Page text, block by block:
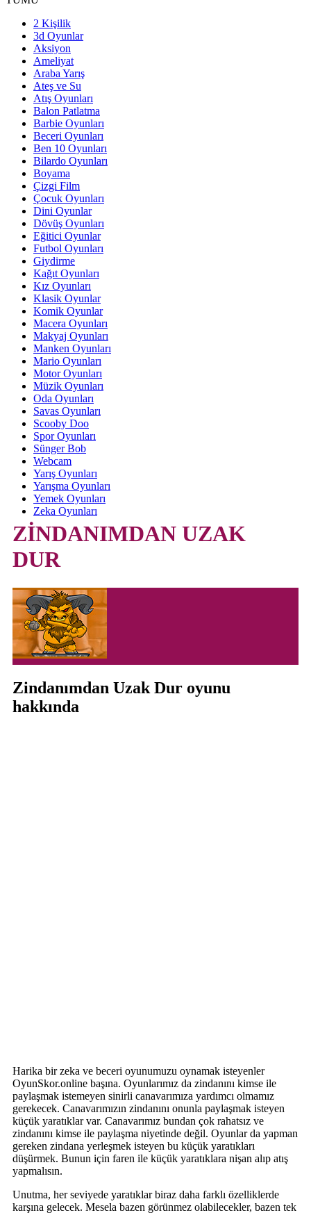
2 Kişilik
3d Oyunlar
Aksiyon
Ameliyat
Araba Yarış
Ateş ve Su
Atış Oyunları
Balon Patlatma
Barbie Oyunları
Beceri Oyunları
Ben 10 Oyunları
Bilardo Oyunları
Boyama
Çizgi Film
Çocuk Oyunları
Dini Oyunlar
Dövüş Oyunları
Eğitici Oyunlar
Futbol Oyunları
Giydirme
Kağıt Oyunları
Kız Oyunları
Klasik Oyunlar
Komik Oyunlar
Macera Oyunları
Makyaj Oyunları
Manken Oyunları
Mario Oyunları
Motor Oyunları
Müzik Oyunları
Oda Oyunları
Savas Oyunları
Scooby Doo
Spor Oyunları
Sünger Bob
Webcam
Yarış Oyunları
Yarışma Oyunları
Yemek Oyunları
Zeka Oyunları
ZİNDANIMDAN UZAK
DUR
Zindanımdan Uzak Dur oyunu
hakkında
Harika bir zeka ve beceri oyunumuzu oynamak isteyenler
OyunSkor.online başına. Oyunlarımız da zindanını kimse ile
paylaşmak istemeyen sinirli canavarımıza yardımcı olmamız
gerekecek. Canavarımızın zindanını onunla paylaşmak isteyen
küçük yaratıklar var. Canavarımız bundan çok rahatsız ve
zindanını kimse ile paylaşma niyetinde değil. Oyunlar da yapman
gereken zindana yerleşmek isteyen bu küçük yaratıkları
düşürmek. Bunun için faren ile küçük yaratıklara nişan alıp atış
yapmalısın.
Unutma, her seviyede yaratıklar biraz daha farklı özelliklerde
karşına gelecek. Mesela bazen görünmez olabilecekler, bazen tek